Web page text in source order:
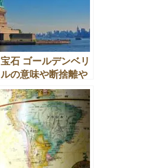
宝石 ゴールデンベリ
ルの意味や断捨離や
買取や換金処分の仕
方とは